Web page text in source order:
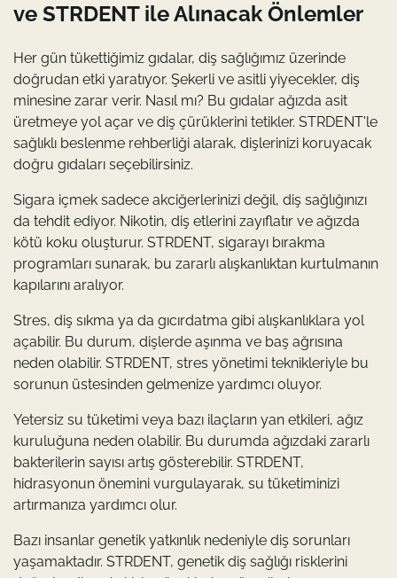
ve STRDENT ile Alınacak Önlemler
Her gün tükettiğimiz gıdalar, diş sağlığımız üzerinde
doğrudan etki yaratıyor. Şekerli ve asitli yiyecekler, diş
minesine zarar verir. Nasıl mı? Bu gıdalar ağızda asit
üretmeye yol açar ve diş çürüklerini tetikler. STRDENT'le
sağlıklı beslenme rehberliği alarak, dişlerinizi koruyacak
doğru gıdaları seçebilirsiniz.
Sigara içmek sadece akciğerlerinizi değil, diş sağlığınızı
da tehdit ediyor. Nikotin, diş etlerini zayıflatır ve ağızda
kötü koku oluşturur. STRDENT, sigarayı bırakma
programları sunarak, bu zararlı alışkanlıktan kurtulmanın
kapılarını aralıyor.
Stres, diş sıkma ya da gıcırdatma gibi alışkanlıklara yol
açabilir. Bu durum, dişlerde aşınma ve baş ağrısına
neden olabilir. STRDENT, stres yönetimi teknikleriyle bu
sorunun üstesinden gelmenize yardımcı oluyor.
Yetersiz su tüketimi veya bazı ilaçların yan etkileri, ağız
kuruluğuna neden olabilir. Bu durumda ağızdaki zararlı
bakterilerin sayısı artış gösterebilir. STRDENT,
hidrasyonun önemini vurgulayarak, su tüketiminizi
artırmanıza yardımcı olur.
Bazı insanlar genetik yatkınlık nedeniyle diş sorunları
yaşamaktadır. STRDENT, genetik diş sağlığı risklerini